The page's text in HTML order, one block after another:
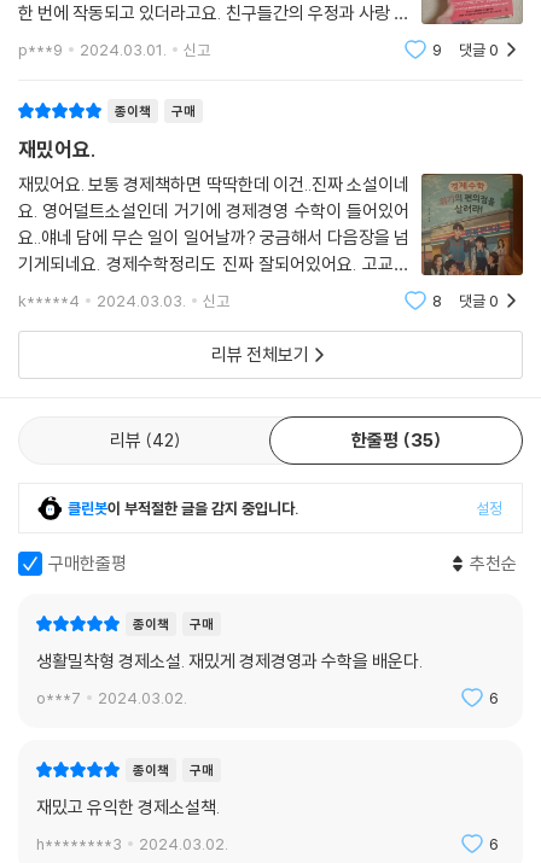
세계적인 기업을 만들기 위한 5총사의 고민
비용이 오르면 대안을 찾아야지
나영 샘의 경제경영학 미니 강의⑫
┗태생적 국제화, 10대가 알아야 할 해외 진출법
경제 속에 숨은 수학⑫
┗규모의 경제, 생산량이 늘어나면 비용부담은 적어져
나가며 편의점의 CEO였던 친구들은 지금 무엇을 하고 있을까
과 판매에 따라 소비자들의 구매량을 예측하기 시작한다. 소비자가 가장
먼저 반응하는 할인을 사용할 수 없다면, 행복편의점만의 ‘차별화전략’이
낸다. 간단한 셀프 요리바와 친구들이 앉아서 이야기할 수 있는 공간 확보
는 행복편의점만의 특색이었다. 또한 행복편의점을 학교와 학원 친구들만
이 아니라 더 많은 소비자와 소통하기 위해 이벤트도 준비한다. 이 과정에
서 무지개 중학교 5총사는 행복편의점에 필요한 투자 금액을 얻기 위해 크
라우드 펀딩까지 알아본다. 투자를 공부하며 주식과 채권의 개념을 이해하
고, 투자의 수익률을 계산하는 방법을 읽다 보면 자연스럽게 금융 리터러
시도 배우게 된다.
상품 제작부터 수출까지
경제수학의 강력한 쓸모를 배운다!
소비자를 구매로 이끄는 소비심리를 활용해 적정가격을 계산하고, 수요변
동에 따라 발주를 달리 넣으며 편의점 5총사는 경제와 시장, 그리고 그것
점 5총사는 경영자의 눈으로 세상을 바라보며 많은 변화를 실감한다. 경영
진열과 행사를 연다. 이후 부모님과 일본에 여행을 간 후에도 그곳 편의점
자신이 가진 한계 내에서 상품을 최대한 다양하게 구매하려는 의사결정은
결국 부등식 개념과 연결되어 있음을 알 수 있다. 이후 행복편의점을 살리
기 위해 정액권, 쿠폰 등 다양한 행사로 소비자들의 심리를 자극하고 크라
우드 펀딩으로 행복편의점을 홍보하게 된 5총사는 과자 회사의 제안을 받
의 브랜드 형성이 중요함을 깨닫는다.
해외로 유학을 가게 된 ‘찬’을 통해 K-김밥이 미국에서 인기가 있다는 사실
을 알게 된 5총사는 김밥을 수출하기로 결심한다. 그러나 수출은 의지만으
한 번에 작동되고 있더라고요. 친구들간의 우정과 사랑 에
피소드들이 있어 잼나고. 뒷 이야기가 엄청궁금해서 아껴
읽고 싶은데 쭉 한번에 읽었어요.
p***9 2024.03.01. 신고 9 댓글0
종이책 구매
재밌어요.
재밌어요. 보통 경제책하면 딱딱한데 이건..진짜 소설이네
요. 영어덜트소설인데 거기에 경제경영 수학이 들어있어
요..얘네 담에 무슨 일이 일어날까? 궁금해서 다음장을 넘
기게되네요. 경제수학정리도 진짜 잘되어있어요. 고교학
점제 전면시행되며 경제수학선택하게되면 진짜좋겠어요.
k*****4 2024.03.03. 신고 8 댓글0
리뷰 전체보기
리뷰 42 한줄평 35
클린봇이 부적절한 글을 감지 중입니다. 설정
구매한줄평 추천순
종이책 구매
생활밀착형 경제소설. 재밌게 경제경영과 수학을 배운다.
o***7 2024.03.02. 6
종이책 구매
재밌고 유익한 경제소설책.
h********3 2024.03.02. 6